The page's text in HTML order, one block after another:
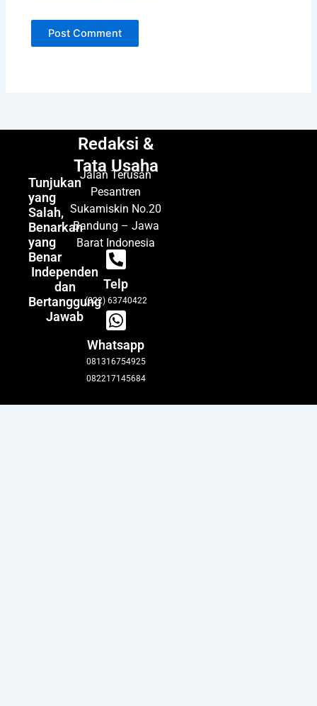
Tunjukan
yang
Salah,
Benarkan
yang
Benar
Independen
dan
Bertanggung
Jawab
Redaksi &
Tata Usaha
Jalan Terusan
Pesantren
Sukamiskin No.20
Bandung – Jawa
Barat Indonesia
Telp
(022) 63740422
Whatsapp
081316754925
082217145684